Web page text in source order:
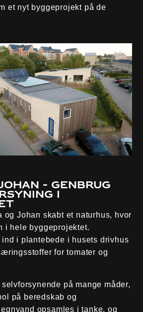
et nyt byggeprojekt på de
- Genbrug
i
og Johan skabt et naturhus, hvor
i hele byggeprojektet.
i plantebede i husets drivhus
for tomater og
på mange måder,
på beredskab og
opsamles i tanke, og